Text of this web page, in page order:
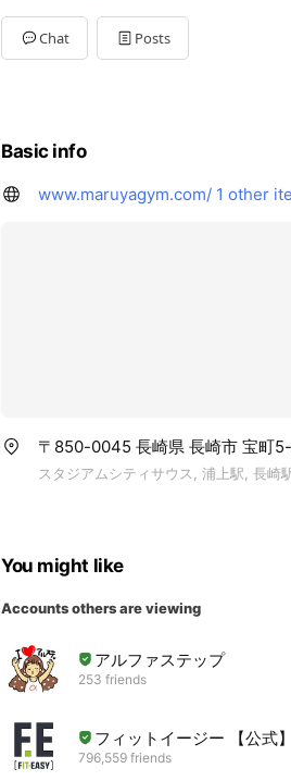
Chat Posts
Basic info
www.maruyagym.com/ 1 other
〒850-0045 長崎県 長崎市 宝町
スタジアムシティサウス, 浦上駅, 長崎
You might like
Accounts others are viewing
アルファステップ
253 friends
フィットイージー 【公式】
796,559 friends